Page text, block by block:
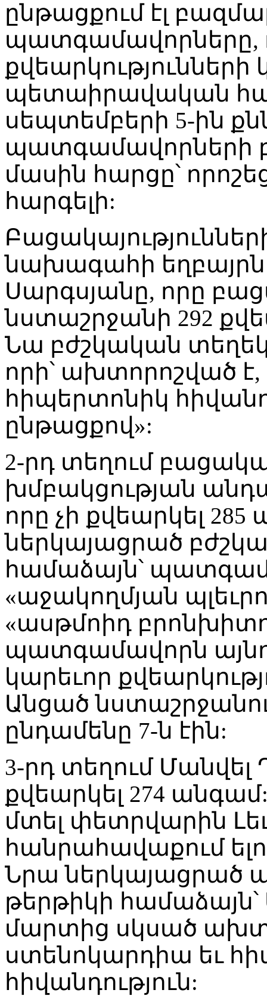
ընթացքում էլ
պատգամավորները,
քվեարկությունների
պետաիրավական
սեպտեմբերի 5-ին
պատգամավորների
մասին հարցը՝
հարգելի:
նախագահի եղբայրն
Սարգսյանը, որը
նստաշրջանի 292
Նա բժշկական
որի՝ ախտորոշված
հիպերտոնիկ
ընթացքով»:
2-րդ տեղում
խմբակցության
որը չի քվեարկել
ներկայացրած
համաձայն՝
«աջակողմյան
«ասթմոիդ
պատգամավորն
կարեւոր
Անցած
ընդամենը 7-ն էին:
3-րդ տեղում Մանվել
քվեարկել 274
մտել փետրվարին
հանրահավաքում
Նրա ներկայացրած
թերթիկի
մարտից սկսած
ստենոկարդիա եւ
հիվանդություն: